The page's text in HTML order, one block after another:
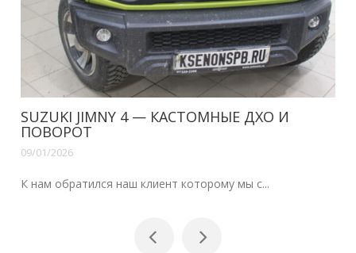
VOLVO XC70, S80 — ДХО В ШТАТНЫЕ ФАРЫ
09/01/2026